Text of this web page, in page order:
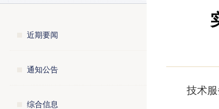
近期要闻
通知公告
综合信息
技术